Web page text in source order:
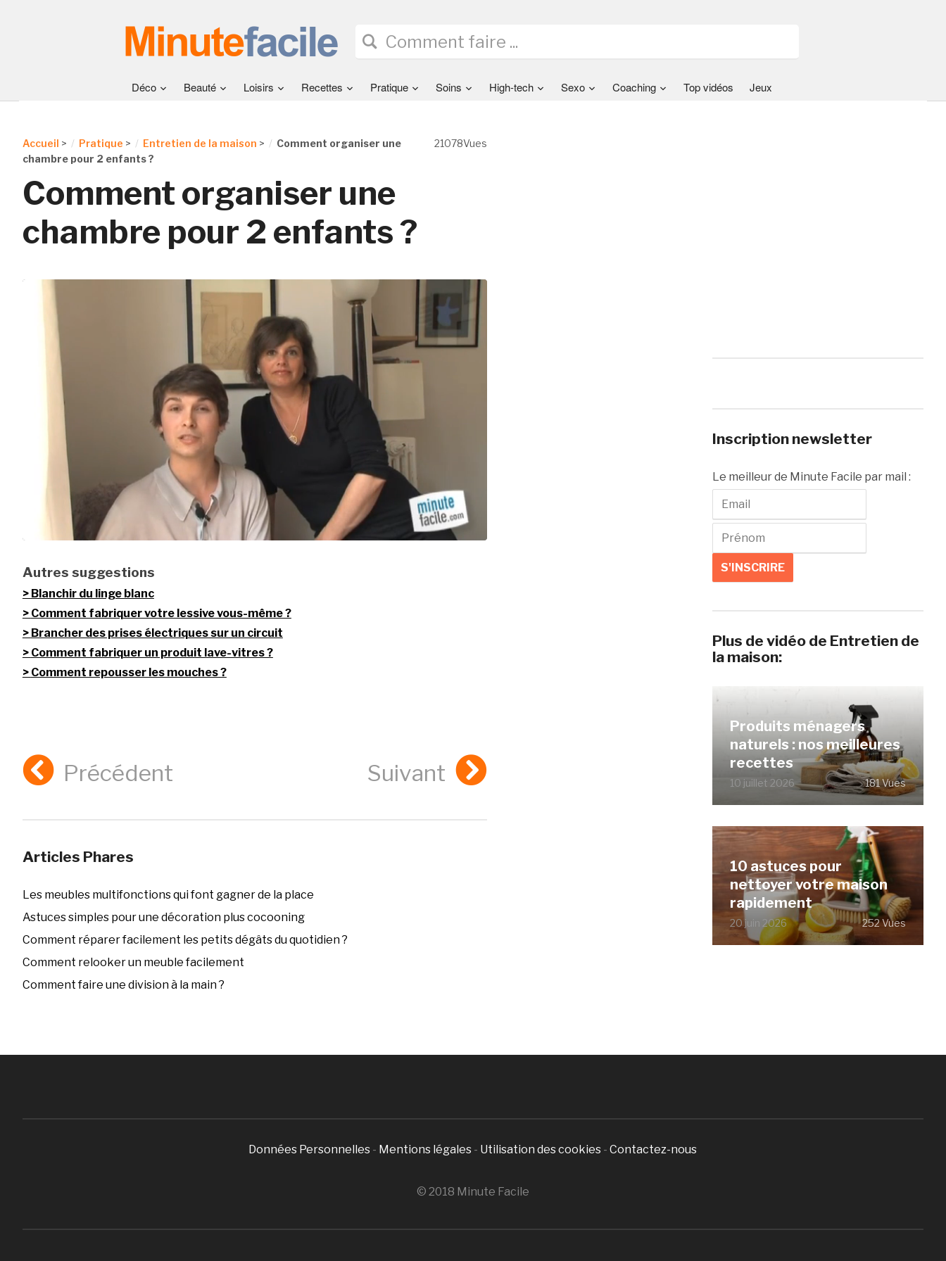
Déco Beauté Loisirs Recettes Pratique Soins High-tech Sexo Coaching Top vidéos Jeux
21078Vues
Accueil > Pratique > Entretien de la maison >
Comment organiser une
chambre pour 2 enfants ?
Comment organiser une
chambre pour 2 enfants ?
Autres suggestions
Blanchir du linge blanc
Comment fabriquer votre lessive vous-même ?
Brancher des prises électriques sur un circuit
Comment fabriquer un produit lave-vitres ?
Comment repousser les mouches ?
Précédent Suivant
Articles Phares
Les meubles multifonctions qui font gagner de la place
Astuces simples pour une décoration plus cocooning
Comment réparer facilement les petits dégâts du quotidien ?
Comment relooker un meuble facilement
Comment faire une division à la main ?
Inscription newsletter
Le meilleur de Minute Facile par mail :
Plus de vidéo de Entretien de
la maison:
Produits ménagers
naturels : nos meilleures
recettes
10 juillet 2026 181 Vues
10 astuces pour
nettoyer votre maison
rapidement
20 juin 2026 252 Vues
Données Personnelles - Mentions légales - Utilisation des cookies -Contactez-nous
© 2018 Minute Facile